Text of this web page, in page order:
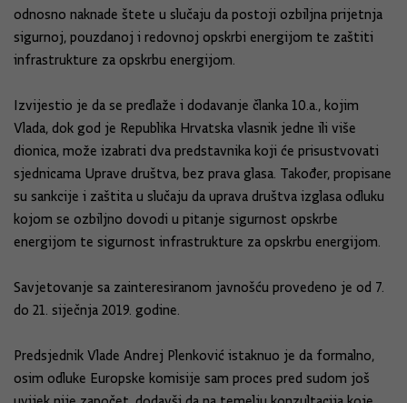
odnosno naknade štete u slučaju da postoji ozbiljna prijetnja
sigurnoj, pouzdanoj i redovnoj opskrbi energijom te zaštiti
infrastrukture za opskrbu energijom.
Izvijestio je da se predlaže i dodavanje članka 10.a., kojim
Vlada, dok god je Republika Hrvatska vlasnik jedne ili više
dionica, može izabrati dva predstavnika koji će prisustvovati
sjednicama Uprave društva, bez prava glasa. Također, propisane
su sankcije i zaštita u slučaju da uprava društva izglasa odluku
kojom se ozbiljno dovodi u pitanje sigurnost opskrbe
energijom te sigurnost infrastrukture za opskrbu energijom.
Savjetovanje sa zainteresiranom javnošću provedeno je od 7.
do 21. siječnja 2019. godine.
Predsjednik Vlade Andrej Plenković istaknuo je da formalno,
osim odluke Europske komisije sam proces pred sudom još